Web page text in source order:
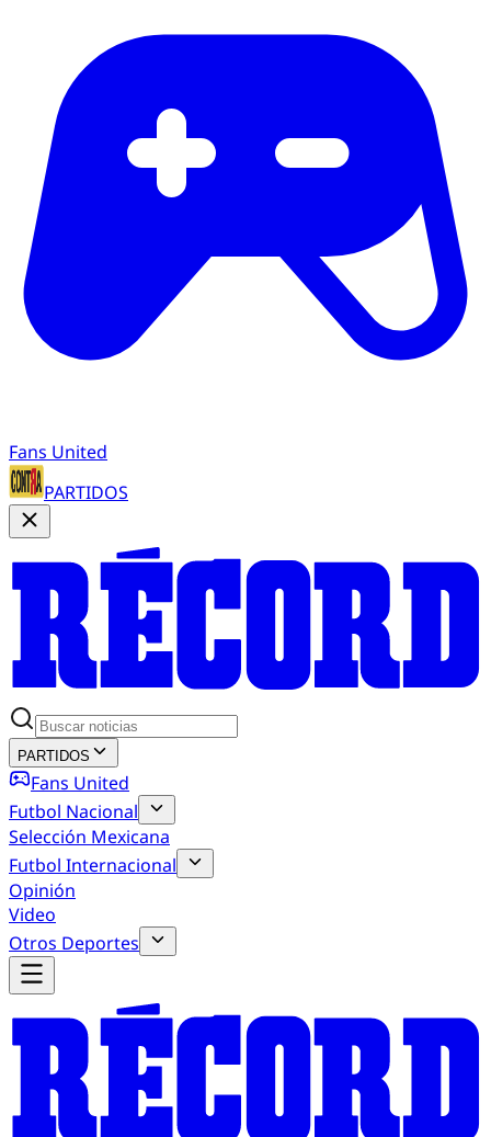
Fans United
PARTIDOS
PARTIDOS
Fans United
Futbol Nacional
Selección Mexicana
Futbol Internacional
Opinión
Video
Otros Deportes